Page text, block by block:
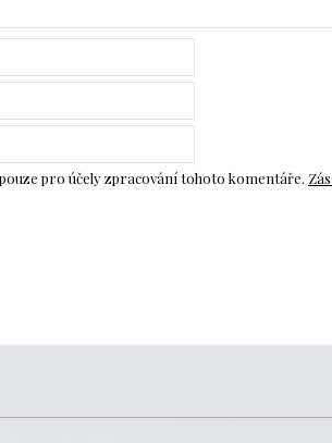
pro účely zpracování tohoto komentáře.